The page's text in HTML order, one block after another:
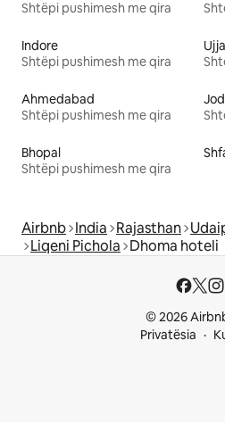
Shtëpi pushimesh me qira
Indore
Shtëpi pushimesh me qira
Ahmedabad
Shtëpi pushimesh me qira
Bhopal
Shtëpi pushimesh me qira
Airbnb India Rajasthan
Liqeni Pichola Dhoma hoteli
© 2026
Privatësia